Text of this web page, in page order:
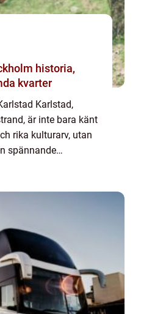
historia,
kvarter
Karlstad,
är inte bara känt
rika kulturarv, utan
spännande